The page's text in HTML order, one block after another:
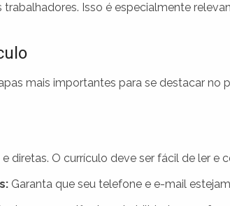
Isso é especialmente
mais importantes para se destacar no
diretas. O currículo deve ser fácil de ler e
Garanta que seu telefone e e-mail